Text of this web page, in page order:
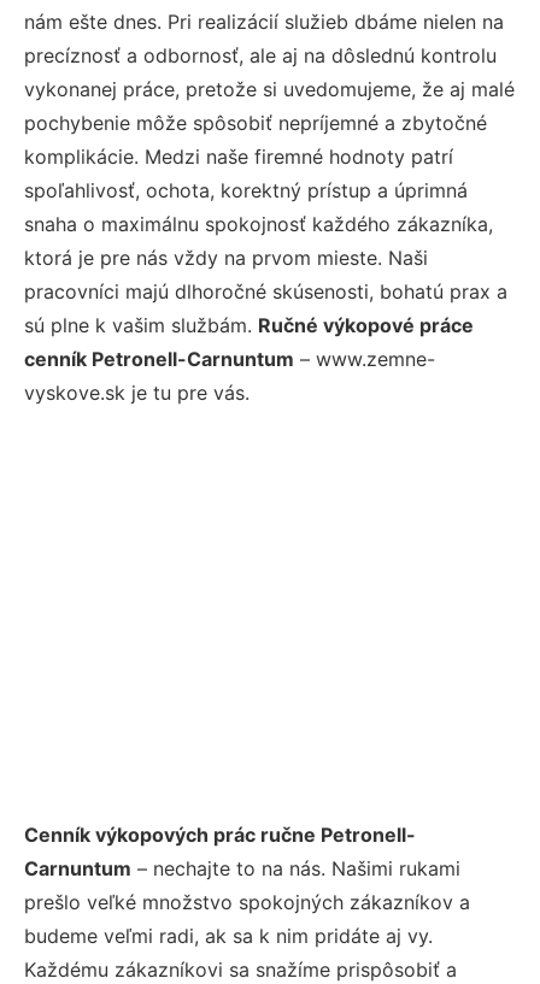
nám ešte dnes. Pri realizácií služieb dbáme nielen na
precíznosť a odbornosť, ale aj na dôslednú kontrolu
vykonanej práce, pretože si uvedomujeme, že aj malé
pochybenie môže spôsobiť nepríjemné a zbytočné
komplikácie. Medzi naše firemné hodnoty patrí
spoľahlivosť, ochota, korektný prístup a úprimná
snaha o maximálnu spokojnosť každého zákazníka,
ktorá je pre nás vždy na prvom mieste. Naši
pracovníci majú dlhoročné skúsenosti, bohatú prax a
sú plne k vašim službám. Ručné výkopové práce
cenník Petronell-Carnuntum – www.zemne-
vyskove.sk je tu pre vás.
Cenník výkopových prác ručne Petronell-
Carnuntum – nechajte to na nás. Našimi rukami
prešlo veľké množstvo spokojných zákazníkov a
budeme veľmi radi, ak sa k nim pridáte aj vy.
Každému zákazníkovi sa snažíme prispôsobiť a